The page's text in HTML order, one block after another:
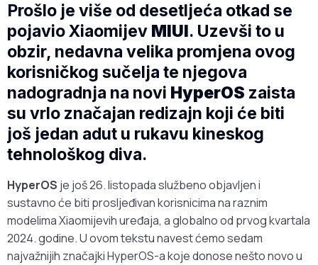
Prošlo je više od desetljeća otkad se
pojavio Xiaomijev MIUI. Uzevši to u
obzir, nedavna velika promjena ovog
korisničkog sučelja te njegova
nadogradnja na novi HyperOS zaista
su vrlo značajan redizajn koji će biti
još jedan adut u rukavu kineskog
tehnološkog diva.
HyperOS je još 26. listopada službeno objavljen i
sustavno će biti prosljeđivan korisnicima na raznim
modelima Xiaomijevih uređaja, a globalno od prvog kvartala
2024. godine. U ovom tekstu navest ćemo sedam
najvažnijih značajki HyperOS-a koje donose nešto novo u